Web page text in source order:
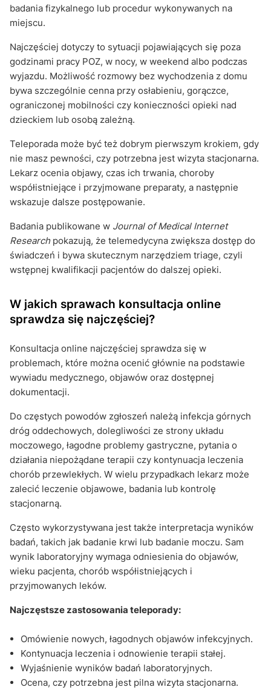
badania fizykalnego lub procedur wykonywanych na
miejscu.
Najczęściej dotyczy to sytuacji pojawiających się poza
godzinami pracy POZ, w nocy, w weekend albo podczas
wyjazdu. Możliwość rozmowy bez wychodzenia z domu
bywa szczególnie cenna przy osłabieniu, gorączce,
ograniczonej mobilności czy konieczności opieki nad
dzieckiem lub osobą zależną.
Teleporada może być też dobrym pierwszym krokiem, gdy
nie masz pewności, czy potrzebna jest wizyta stacjonarna.
Lekarz ocenia objawy, czas ich trwania, choroby
współistniejące i przyjmowane preparaty, a następnie
wskazuje dalsze postępowanie.
Badania publikowane w Journal of Medical Internet
Researchpokazują, że telemedycyna zwiększa dostęp do
świadczeń i bywa skutecznym narzędziem triage, czyli
wstępnej kwalifikacji pacjentów do dalszej opieki.
W jakich sprawach konsultacja online
sprawdza się najczęściej?
Konsultacja online najczęściej sprawdza się w
problemach, które można ocenić głównie na podstawie
wywiadu medycznego, objawów oraz dostępnej
dokumentacji.
Do częstych powodów zgłoszeń należą infekcja górnych
dróg oddechowych, dolegliwości ze strony układu
moczowego, łagodne problemy gastryczne, pytania o
działania niepożądane terapii czy kontynuacja leczenia
chorób przewlekłych. W wielu przypadkach lekarz może
zalecić leczenie objawowe, badania lub kontrolę
stacjonarną.
Często wykorzystywana jest także interpretacja wyników
badań, takich jak badanie krwi lub badanie moczu. Sam
wynik laboratoryjny wymaga odniesienia do objawów,
wieku pacjenta, chorób współistniejących i
przyjmowanych leków.
Najczęstsze zastosowania teleporady:
Omówienie nowych, łagodnych objawów infekcyjnych.
Kontynuacja leczenia i odnowienie terapii stałej.
Wyjaśnienie wyników badań laboratoryjnych.
Ocena, czy potrzebna jest pilna wizyta stacjonarna.